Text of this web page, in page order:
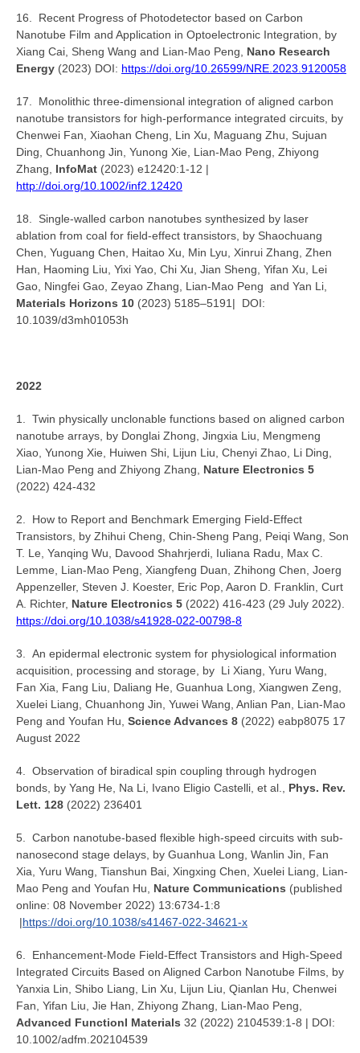
16. Recent Progress of Photodetector based on Carbon
Nanotube Film and Application in Optoelectronic Integration, by
Xiang Cai, Sheng Wang and Lian-Mao Peng, Nano Research
Energy (2023) DOI: https://doi.org/10.26599/NRE.2023.9120058
17. Monolithic three-dimensional integration of aligned carbon
nanotube transistors for high-performance integrated circuits, by
Chenwei Fan, Xiaohan Cheng, Lin Xu, Maguang Zhu, Sujuan
Ding, Chuanhong Jin, Yunong Xie, Lian-Mao Peng, Zhiyong
Zhang, InfoMat (2023) e12420:1-12 |
http://doi.org/10.1002/inf2.12420
18. Single-walled carbon nanotubes synthesized by laser
ablation from coal for field-effect transistors, by Shaochuang
Chen, Yuguang Chen, Haitao Xu, Min Lyu, Xinrui Zhang, Zhen
Han, Haoming Liu, Yixi Yao, Chi Xu, Jian Sheng, Yifan Xu, Lei
Gao, Ningfei Gao, Zeyao Zhang, Lian-Mao Peng and Yan Li,
Materials Horizons 10 (2023) 5185–5191| DOI:
10.1039/d3mh01053h
2022
1. Twin physically unclonable functions based on aligned carbon
nanotube arrays, by Donglai Zhong, Jingxia Liu, Mengmeng
Xiao, Yunong Xie, Huiwen Shi, Lijun Liu, Chenyi Zhao, Li Ding,
Lian-Mao Peng and Zhiyong Zhang, Nature Electronics 5
(2022) 424-432
2. How to Report and Benchmark Emerging Field-Effect
Transistors, by Zhihui Cheng, Chin-Sheng Pang, Peiqi Wang, Son
T. Le, Yanqing Wu, Davood Shahrjerdi, Iuliana Radu, Max C.
Lemme, Lian-Mao Peng, Xiangfeng Duan, Zhihong Chen, Joerg
Appenzeller, Steven J. Koester, Eric Pop, Aaron D. Franklin, Curt
A. Richter, Nature Electronics 5 (2022) 416-423 (29 July 2022).
https://doi.org/10.1038/s41928-022-00798-8
3. An epidermal electronic system for physiological information
acquisition, processing and storage, by Li Xiang, Yuru Wang,
Fan Xia, Fang Liu, Daliang He, Guanhua Long, Xiangwen Zeng,
Xuelei Liang, Chuanhong Jin, Yuwei Wang, Anlian Pan, Lian-Mao
Peng and Youfan Hu, Science Advances 8 (2022) eabp8075 17
August 2022
4. Observation of biradical spin coupling through hydrogen
bonds, by Yang He, Na Li, Ivano Eligio Castelli, et al., Phys. Rev.
Lett. 128 (2022) 236401
5. Carbon nanotube-based flexible high-speed circuits with sub-
nanosecond stage delays, by Guanhua Long, Wanlin Jin, Fan
Xia, Yuru Wang, Tianshun Bai, Xingxing Chen, Xuelei Liang, Lian-
Mao Peng and Youfan Hu, Nature Communications (published
online: 08 November 2022) 13:6734-1:8
|https://doi.org/10.1038/s41467-022-34621-x
6. Enhancement‐Mode Field‐Effect Transistors and High‐Speed
Integrated Circuits Based on Aligned Carbon Nanotube Films, by
Yanxia Lin, Shibo Liang, Lin Xu, Lijun Liu, Qianlan Hu, Chenwei
Fan, Yifan Liu, Jie Han, Zhiyong Zhang, Lian-Mao Peng,
Advanced Functionl Materials 32 (2022) 2104539:1-8 | DOI:
10.1002/adfm.202104539